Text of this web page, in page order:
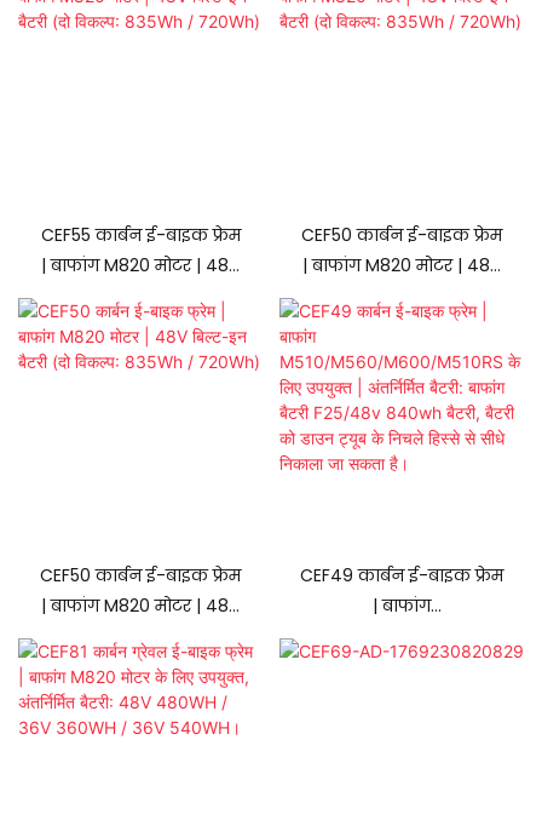
(दो विकल्प: 835Wh /
CEF55 कार्बन ई-बाइक फ्रेम
| बाफांग M820 मोटर | 48V
बिल्ट-इन बैटरी (दो विकल्प:
835Wh / 720Wh)
CEF50 कार्बन ई-बाइक फ्रेम
| बाफांग M820 मोटर | 48V
बिल्ट-इन बैटरी (दो विकल्प:
835Wh / 720Wh)
CEF50 कार्बन ई-बाइक फ्रेम
| बाफांग M820 मोटर | 48V
बिल्ट-इन बैटरी (दो विकल्प:
835Wh / 720Wh)
CEF49 कार्बन ई-बाइक फ्रेम
| बाफांग
M510/M560/M600/M510R